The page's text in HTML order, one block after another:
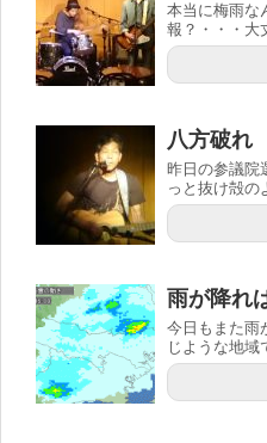
本当に梅雨な
報？・・・大
八方
昨日の参議
っと抜け殻の
雨が
今日もまた雨
じような地